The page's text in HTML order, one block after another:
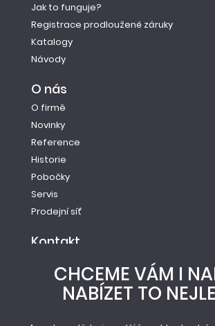
Jak to funguje?
Registrace prodloužené záruky
Katalogy
Návody
O nás
O firmě
Novinky
Reference
Historie
Pobočky
Servis
Prodejní síť
Kontakt
E-mail: info@newag.cz
Kontaktní formulář
CHCEME VÁM I
NABÍZET TO